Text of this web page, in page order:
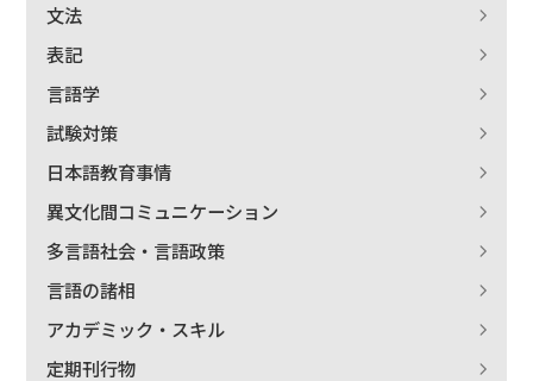
文法
表記
言語学
試験対策
日本語教育事情
異文化間コミュニケーション
多言語社会・言語政策
言語の諸相
アカデミック・スキル
定期刊行物